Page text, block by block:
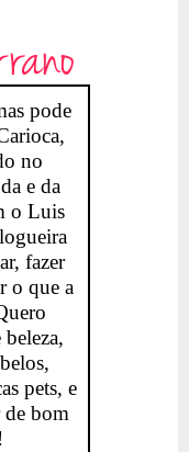
pode
no
e da
o Luis
fazer
o que a
pets, e
de bom